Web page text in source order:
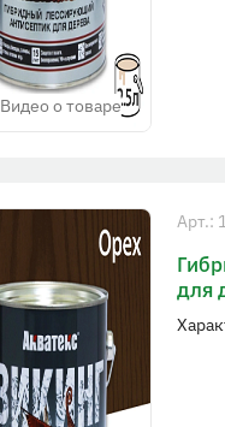
Видео о товаре
Арт.:
для